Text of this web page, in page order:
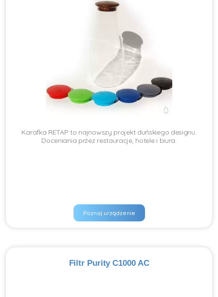
Karafka RETAP to najnowszy projekt duńskiego designu.
Doceniania przez restauracje, hotele i biura.
Poznaj urządzenie
Filtr Purity C1000 AC